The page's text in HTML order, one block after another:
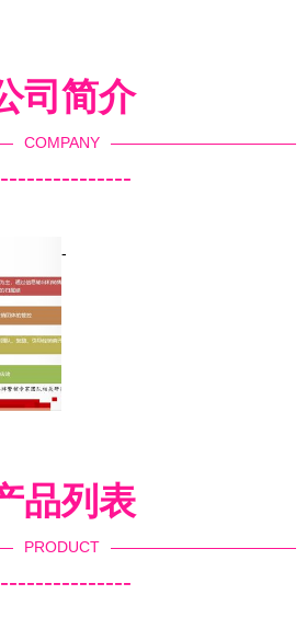
司简介
COMPANY
-
品列表
PRODUCT